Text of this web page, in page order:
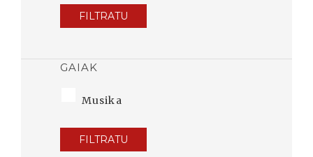
FILTRATU
GAIAK
Musika
FILTRATU